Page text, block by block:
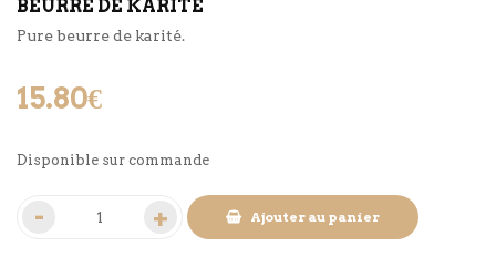
BEURRE DE KARITÉ
Pure beurre de karité.
15.80€
Disponible sur commande
Ajouter au panier